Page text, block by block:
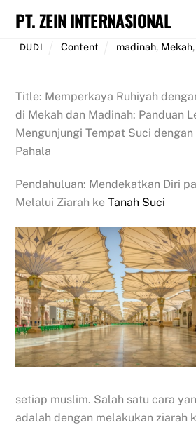
content
PT. ZEIN INTERNASIONAL
DUDI Content madinah, Mekah,
Title: Memperkaya Ruhiyah
di Mekah dan Madinah: Panduan
Mengunjungi Tempat Suci
Pahala
Pendahuluan: Mendekatkan Diri
Melalui Ziarah keTanah Suci
setiap muslim. Salah satu cara
adalah dengan melakukan ziarah